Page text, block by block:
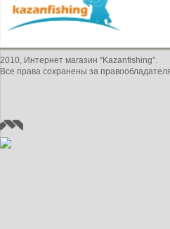
2010, Интернет магазин “Kazanfishing”.
Все права сохранены за